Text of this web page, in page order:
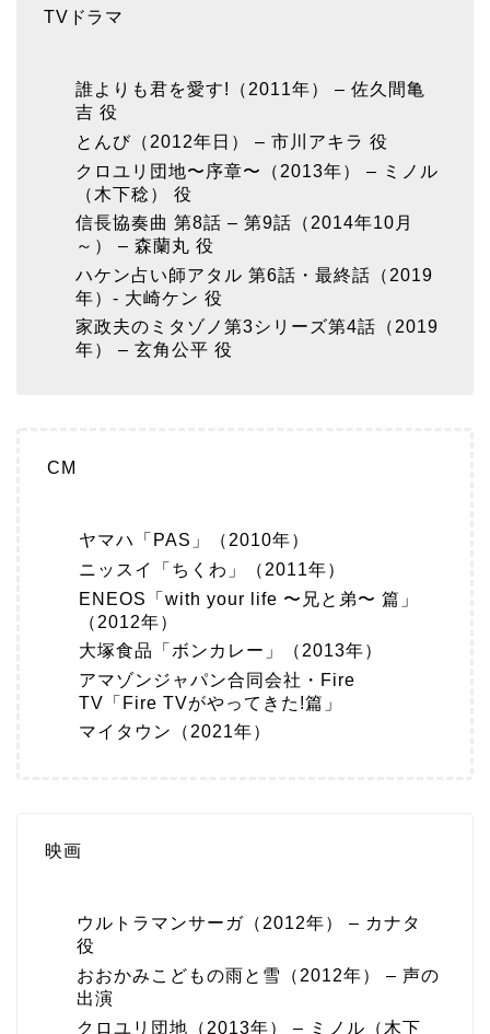
TVドラマ
誰よりも君を愛す!（2011年） – 佐久間亀
吉 役
とんび（2012年日） – 市川アキラ 役
クロユリ団地〜序章〜（2013年） – ミノル
（木下稔） 役
信長協奏曲 第8話 – 第9話（2014年10月
～） – 森蘭丸 役
ハケン占い師アタル 第6話・最終話（2019
年）- 大崎ケン 役
家政夫のミタゾノ第3シリーズ第4話（2019
年） – 玄角公平 役
CM
ヤマハ「PAS」（2010年）
ニッスイ「ちくわ」（2011年）
ENEOS「with your life 〜兄と弟〜 篇」
（2012年）
大塚食品「ボンカレー」（2013年）
アマゾンジャパン合同会社・Fire
TV「Fire TVがやってきた!篇」
マイタウン（2021年）
映画
ウルトラマンサーガ（2012年） – カナタ
役
おおかみこどもの雨と雪（2012年） – 声の
出演
クロユリ団地（2013年） – ミノル（木下